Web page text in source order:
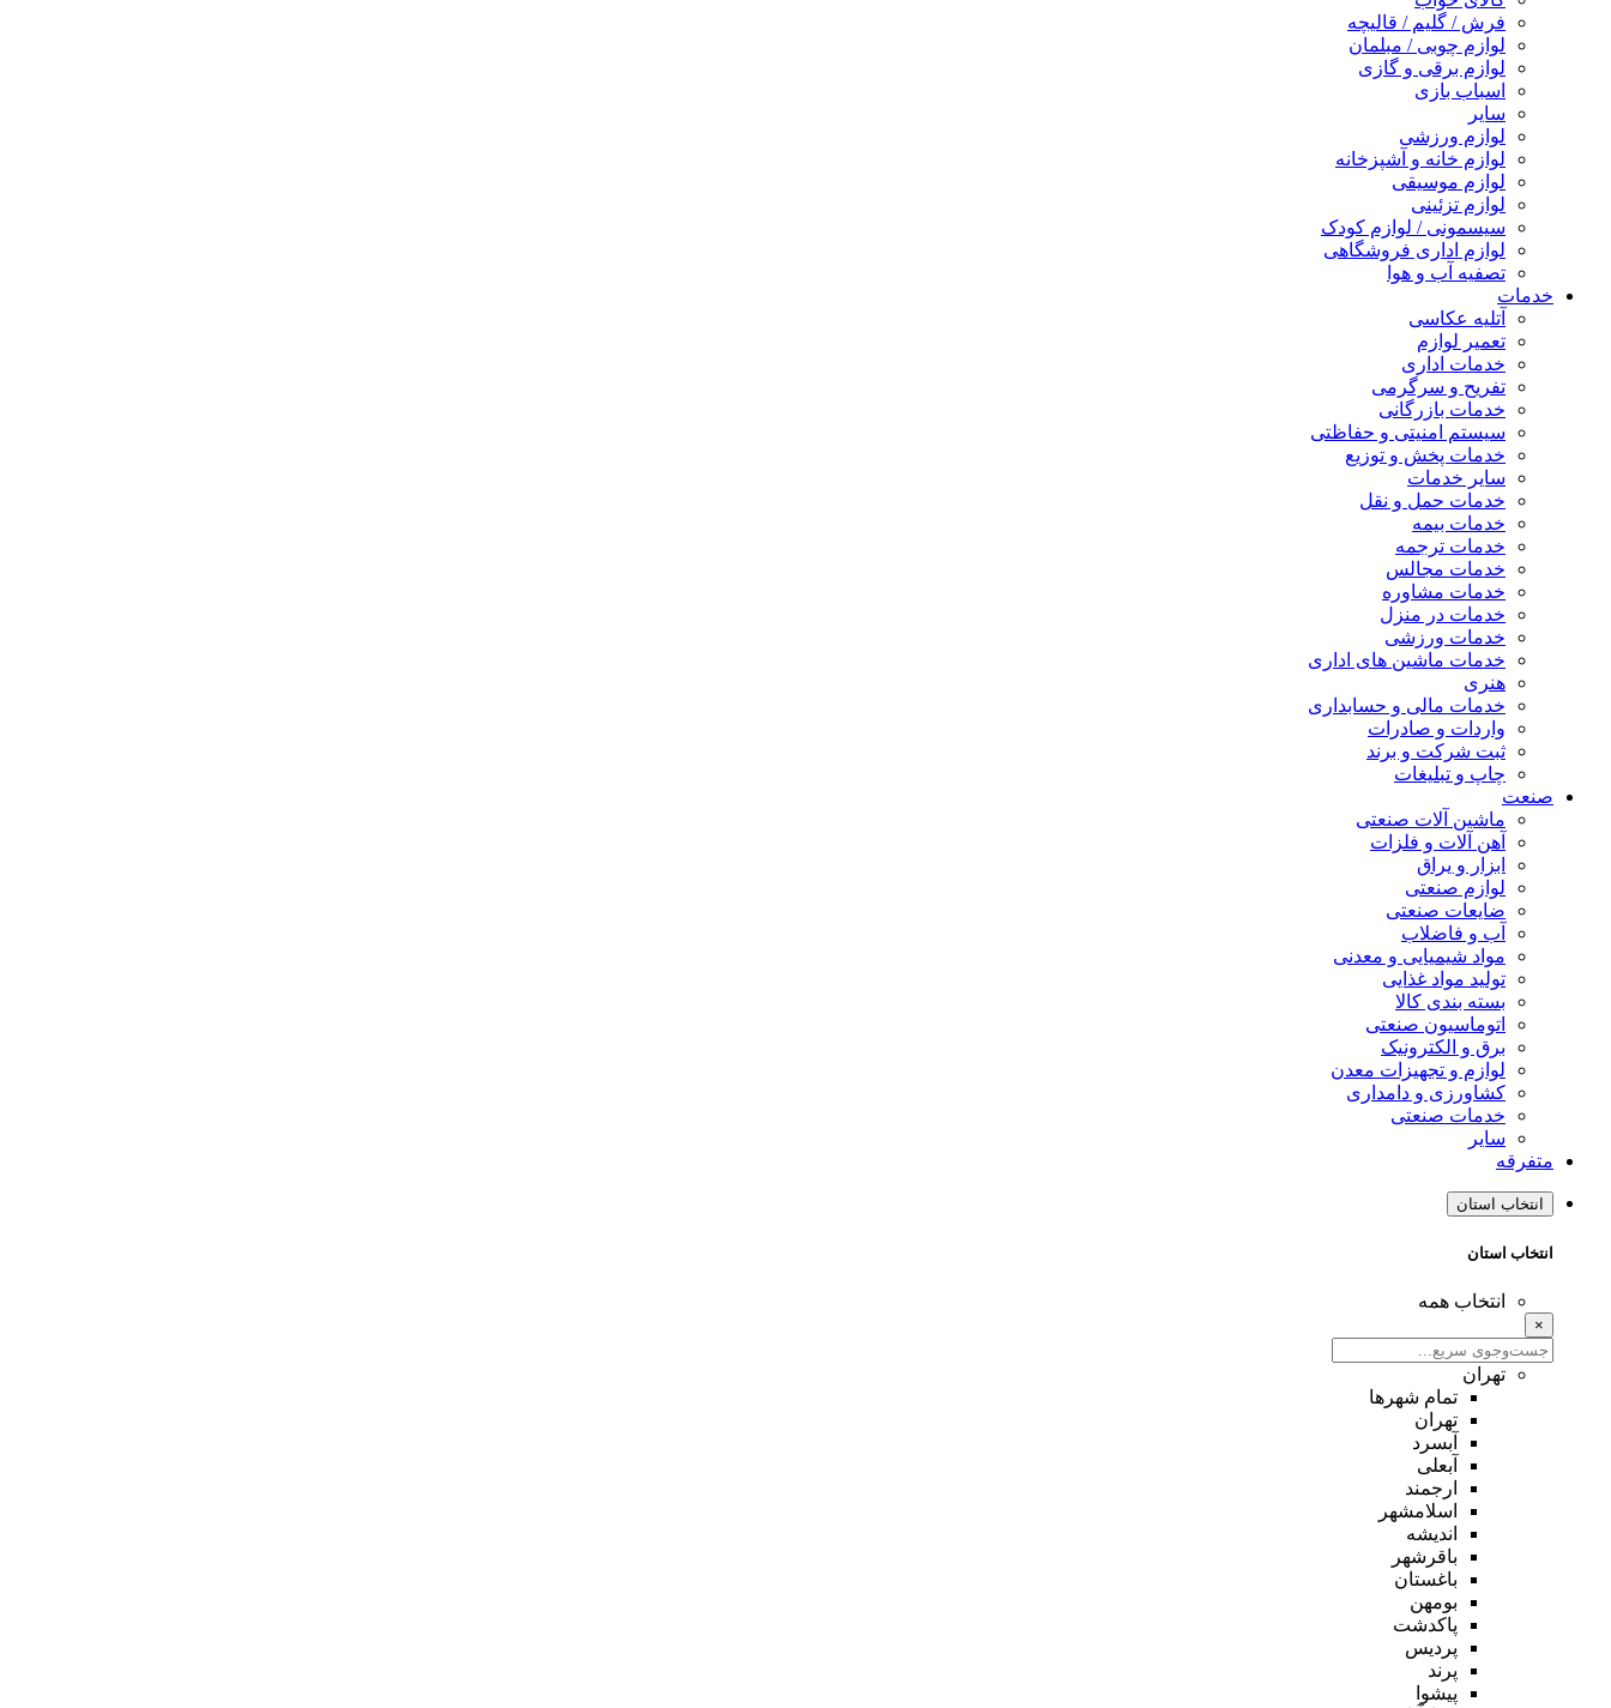
فرش / گلیم / قالیچه
لوازم چوبی / مبلمان
لوازم برقی و گازی
اسباب بازی
سایر
لوازم ورزشی
لوازم خانه و آشپزخانه
لوازم موسیقی
لوازم تزئینی
سیسمونی / لوازم کودک
لوازم اداری فروشگاهی
تصفیه آب و هوا
خدمات
آتلیه عکاسی
تعمیر لوازم
خدمات اداری
تفریح و سرگرمی
خدمات بازرگانی
سیستم امنیتی و حفاظتی
خدمات پخش و توزیع
سایر خدمات
خدمات حمل و نقل
خدمات بیمه
خدمات ترجمه
خدمات مجالس
خدمات مشاوره
خدمات در منزل
خدمات ورزشی
خدمات ماشین های اداری
هنری
خدمات مالی و حسابداری
واردات و صادرات
ثبت شرکت و برند
چاپ و تبلیغات
صنعت
ماشین آلات صنعتی
آهن آلات و فلزات
ابزار و یراق
لوازم صنعتی
ضایعات صنعتی
آب و فاضلاب
مواد شیمیایی و معدنی
تولید مواد غذایی
بسته بندی کالا
اتوماسیون صنعتی
برق و الکترونیک
لوازم و تجهیزات معدن
کشاورزی و دامداری
خدمات صنعتی
سایر
متفرقه
انتخاب استان
انتخاب استان
انتخاب همه
×
تهران
تمام شهر‌ها
تهران
آبسرد
آبعلی
ارجمند
اسلامشهر
اندیشه
باقرشهر
باغستان
بومهن
پاکدشت
پردیس
پرند
پیشوا